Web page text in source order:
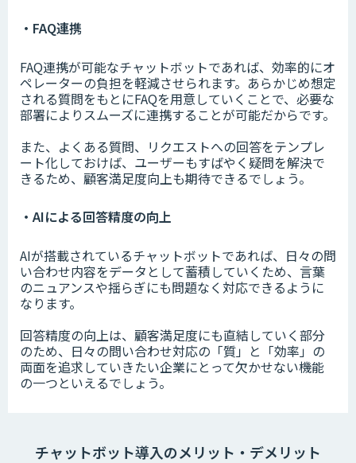
・FAQ連携
FAQ連携が可能なチャットボットであれば、効率的にオ
ペレーターの負担を軽減させられます。あらかじめ想定
される質問をもとにFAQを用意していくことで、必要な
部署によりスムーズに連携することが可能だからです。
また、よくある質問、リクエストへの回答をテンプレ
ート化しておけば、ユーザーもすばやく疑問を解決で
きるため、顧客満足度向上も期待できるでしょう。
・AIによる回答精度の向上
AIが搭載されているチャットボットであれば、日々の問
い合わせ内容をデータとして蓄積していくため、言葉
のニュアンスや揺らぎにも問題なく対応できるように
なります。
回答精度の向上は、顧客満足度にも直結していく部分
のため、日々の問い合わせ対応の「質」と「効率」の
両面を追求していきたい企業にとって欠かせない機能
の一つといえるでしょう。
チャットボット導入のメリット・デメリット